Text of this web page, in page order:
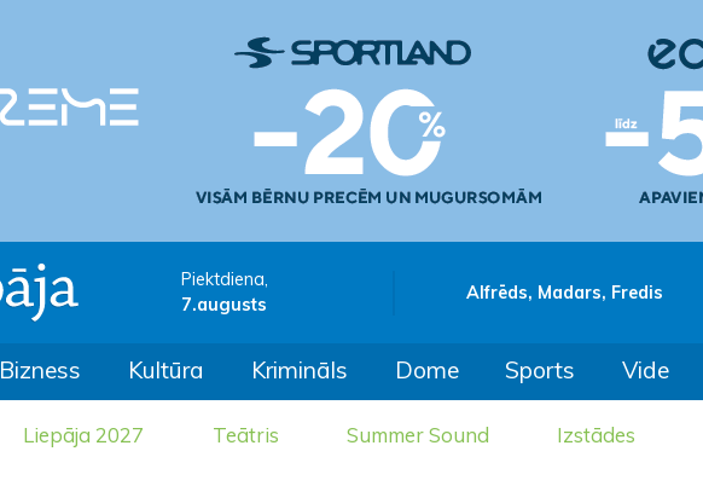
Piektdiena,
7.augusts
Alfrēds, Madars, Fredis
Bizness Kultūra Krimināls Dome Sports Vide
Liepāja 2027 Teātris Summer Sound Izstādes